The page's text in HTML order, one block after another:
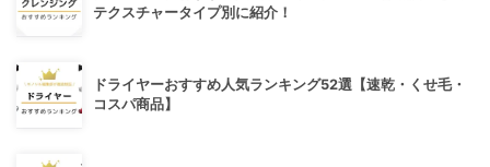
テクスチャータイプ別に紹介！
ドライヤーおすすめ人気ランキング52選【速乾・くせ毛・
コスパ商品】